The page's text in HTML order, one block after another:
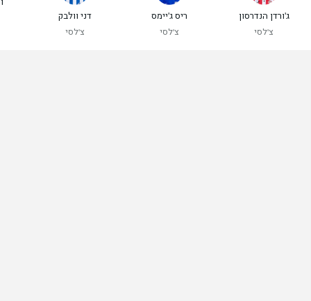
ג'ורדן הנדרסון
צ'לסי
ריס ג'יימס
צ'לסי
דני וולבק
צ'לסי